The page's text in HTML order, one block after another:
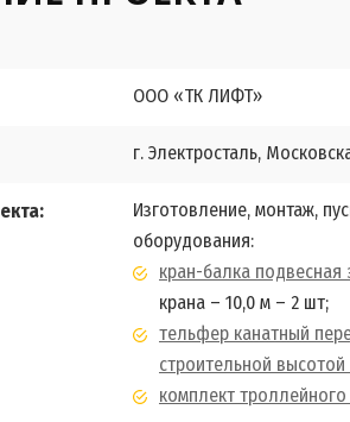
ООО «ТК ЛИФТ»
г. Электросталь,
Изготовление, монтаж,
оборудования:
кран-балка подвесная
крана – 10,0 м – 2 шт;
тельфер канатный
строительной
комплект